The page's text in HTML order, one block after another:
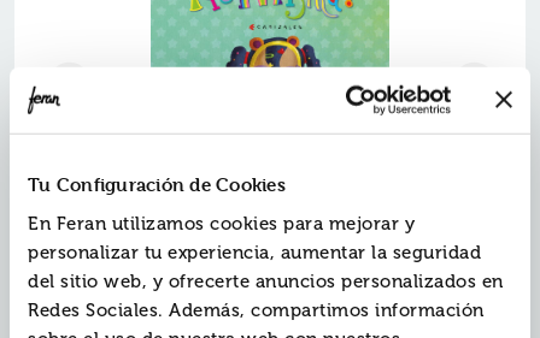
Tu Configuración de Cookies
En Feran utilizamos cookies para mejorar y
personalizar tu experiencia, aumentar la seguridad
del sitio web, y ofrecerte anuncios personalizados en
Redes Sociales. Además, compartimos información
¡yo misma!
Ref.ZZZ-0252080
ISBN: 9788410252080